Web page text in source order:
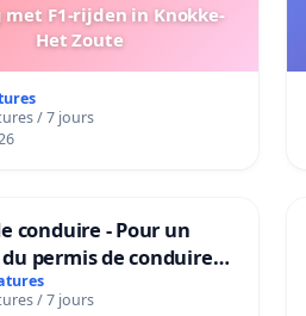
met F1-rijden in Knokke-
Het Zoute
/ 7 jours
conduire - Pour un
permis de conduire
dans plusieurs langues
/ 7 jours